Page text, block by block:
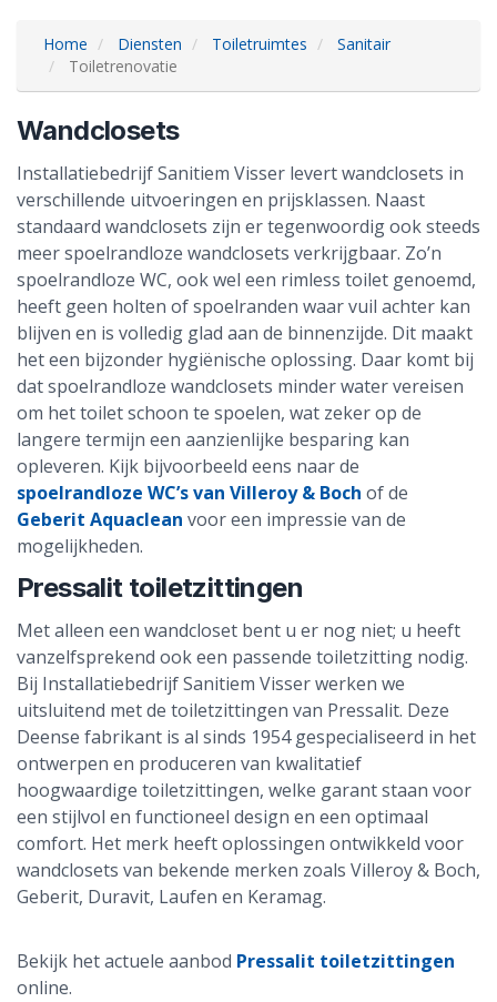
Home Diensten Toiletruimtes
Sanitair
Toiletrenovatie
Wandclosets
Installatiebedrijf Sanitiem Visser levert wandclosets in
verschillende uitvoeringen en prijsklassen. Naast
standaard wandclosets zijn er tegenwoordig ook steeds
meer spoelrandloze wandclosets verkrijgbaar. Zo’n
spoelrandloze WC, ook wel een rimless toilet genoemd,
heeft geen holten of spoelranden waar vuil achter kan
blijven en is volledig glad aan de binnenzijde. Dit maakt
het een bijzonder hygiënische oplossing. Daar komt bij
dat spoelrandloze wandclosets minder water vereisen
om het toilet schoon te spoelen, wat zeker op de
langere termijn een aanzienlijke besparing kan
opleveren. Kijk bijvoorbeeld eens naar de
spoelrandloze WC’s van Villeroy & Boch of de
Geberit Aquaclean voor een impressie van de
mogelijkheden.
Pressalit toiletzittingen
Met alleen een wandcloset bent u er nog niet; u heeft
vanzelfsprekend ook een passende toiletzitting nodig.
Bij Installatiebedrijf Sanitiem Visser werken we
uitsluitend met de toiletzittingen van Pressalit. Deze
Deense fabrikant is al sinds 1954 gespecialiseerd in het
ontwerpen en produceren van kwalitatief
hoogwaardige toiletzittingen, welke garant staan voor
een stijlvol en functioneel design en een optimaal
comfort. Het merk heeft oplossingen ontwikkeld voor
wandclosets van bekende merken zoals Villeroy & Boch,
Geberit, Duravit, Laufen en Keramag.
Bekijk het actuele aanbod Pressalit toiletzittingen
online.